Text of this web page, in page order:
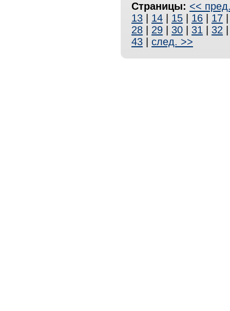
Страницы: <<
13
14 15 16 17
28
29 30 31 32
43
след. >>